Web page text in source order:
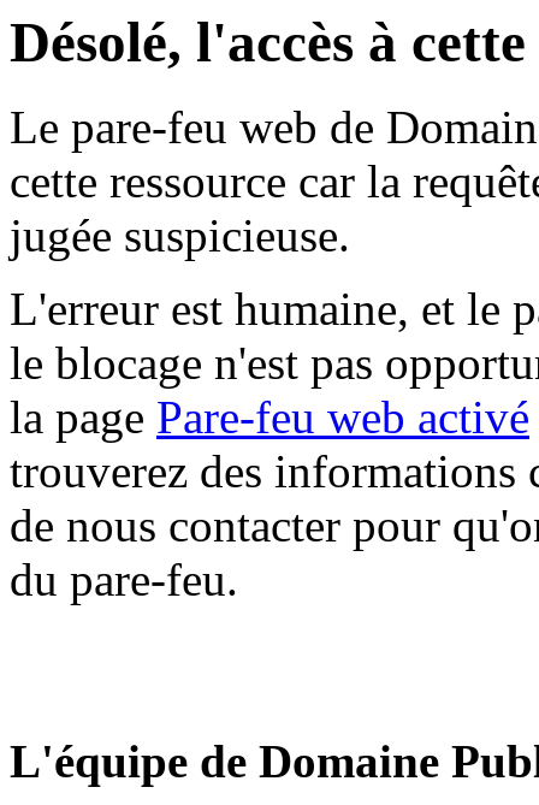
Désolé, l'accès à
Le pare-feu web de
cette ressource car la
jugée suspicieuse.
L'erreur est humaine, et le
le blocage n'est pas
la page Pare-feu web activé
trouverez des informations
de nous contacter pour
du pare-feu.
L'équipe de Domaine